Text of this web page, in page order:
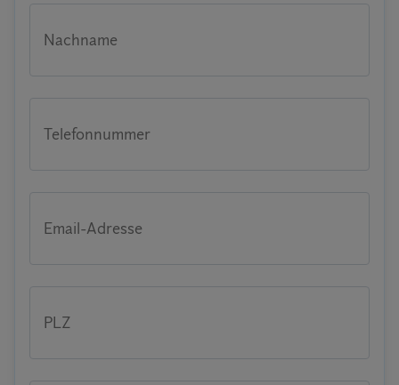
Nachname
Telefonnummer
Email-Adresse
PLZ